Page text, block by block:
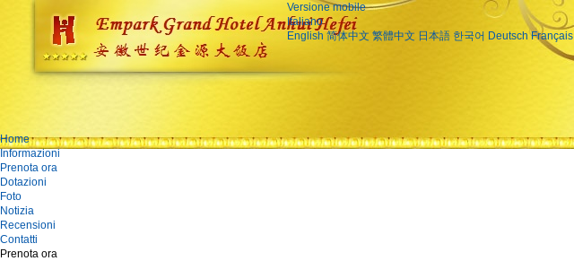
Versione mobile
Italiano
English 简体中文 繁體中文 日本語 한국어 Deutsch Français
Home
Informazioni
Prenota ora
Dotazioni
Foto
Notizia
Recensioni
Contatti
Prenota ora